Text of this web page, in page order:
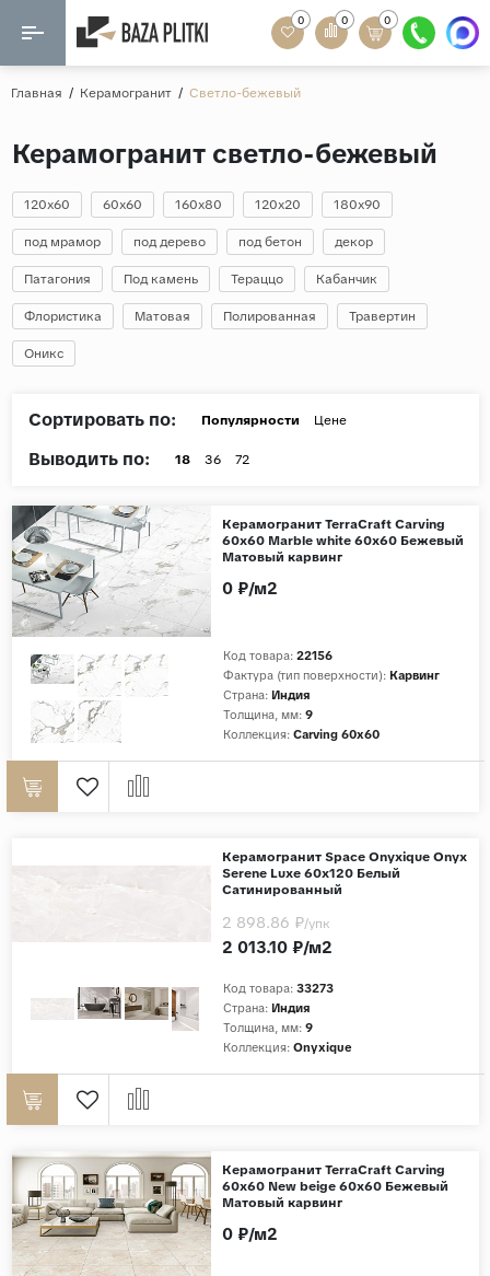
Назад
60x120
60х60
20x120
80x160
20x90
Дерево
Поверхность
Сатинированная
Россия
Иран
Мозаика
Кварц-винил
Ламинат
0 0 0
Главная / Керамогранит / Светло-бежевый
Керамогранит светло-бежевый
120x60 60x60 160x80 120x20 180x90
под мрамор под дерево под бетон декор
Патагония Под камень Тераццо Кабанчик
Флористика Матовая Полированная Травертин
Оникс
Сортировать по: Популярности Цене
Выводить по: 18 36 72
Керамогранит TerraCraft Carving
60x60 Marble white 60x60 Бежевый
Матовый карвинг
Код товара: 22156
Фактура (тип поверхности): Карвинг
Страна: Индия
Толщина, мм: 9
Коллекция: Carving 60x60
0 ₽/м2
Керамогранит Space Onyxique Onyx
Serene Luxe 60х120 Белый
Сатинированный
Код товара: 33273
Страна: Индия
Толщина, мм: 9
Коллекция: Onyxique
2 013.10 ₽/м2
2 898.86 ₽/упк
Керамогранит TerraCraft Carving
60x60 New beige 60x60 Бежевый
Матовый карвинг
0 ₽/м2